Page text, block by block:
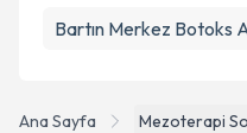
Ana Sayfa Mezoterapi
Bartın Merkez Botoks